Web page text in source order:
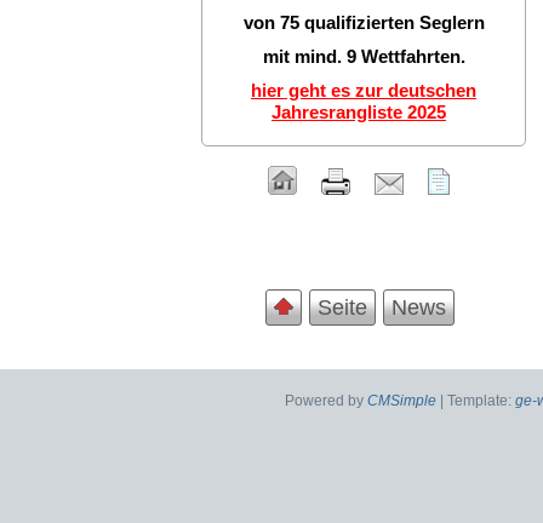
von 75 qualifizierten Seglern
mit mind. 9 Wettfahrten.
hier geht es zur deutschen
Jahresrangliste 2025
Seite News
Powered by CMSimple | Template: ge-